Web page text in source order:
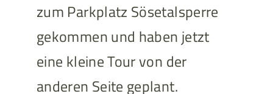
zum Parkplatz Sösetalsperre
gekommen und haben jetzt
eine kleine Tour von der
anderen Seite geplant.